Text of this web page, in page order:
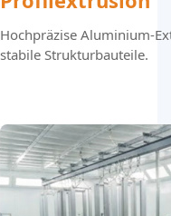
Hochpräzise Aluminium-
stabile Strukturbauteile.